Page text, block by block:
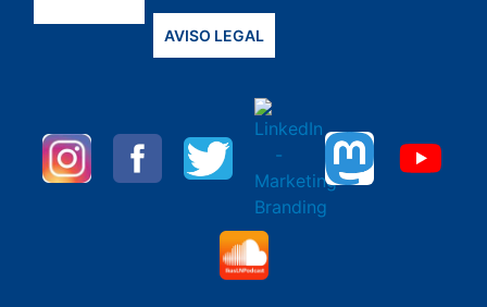
AVISO LEGAL